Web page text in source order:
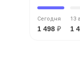
Сегодня
1 498 ₽
13
1